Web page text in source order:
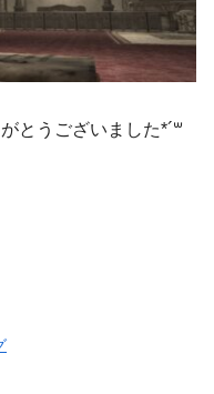
とうございました*´꒳